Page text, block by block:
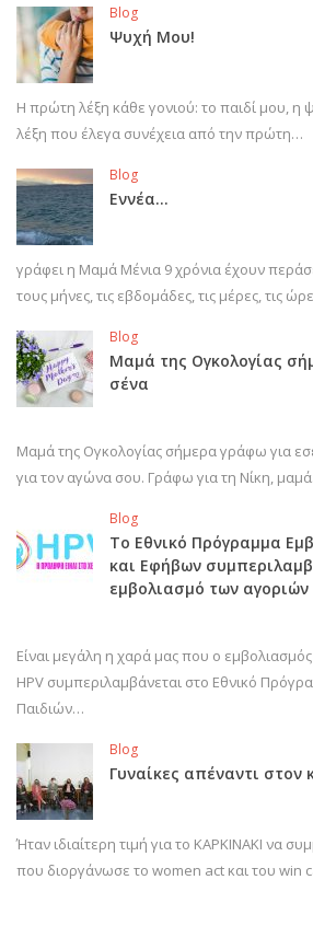
Blog
Ψυχή Μου!
Η πρώτη λέξη κάθε γονιού: το παιδί μου,
λέξη που έλεγα συνέχεια από την πρώτη…
Blog
Εννέα…
γράφει η Μαμά Μένια 9 χρόνια έχουν
τους μήνες, τις εβδομάδες, τις μέρες, τις
Blog
Μαμά της Ογκολογίας
σένα
Μαμά της Ογκολογίας σήμερα γράφω για
για τον αγώνα σου. Γράφω για τη Νίκη,
Blog
Το Εθνικό Πρόγραμμα
και Εφήβων
εμβολιασμό των αγοριών
Είναι μεγάλη η χαρά μας που ο
HPV συμπεριλαμβάνεται στο Εθνικό
Παιδιών…
Blog
Γυναίκες απέναντι στον
Ήταν ιδιαίτερη τιμή για το ΚΑΡΚΙΝΑΚΙ να
που διοργάνωσε το women act και του win